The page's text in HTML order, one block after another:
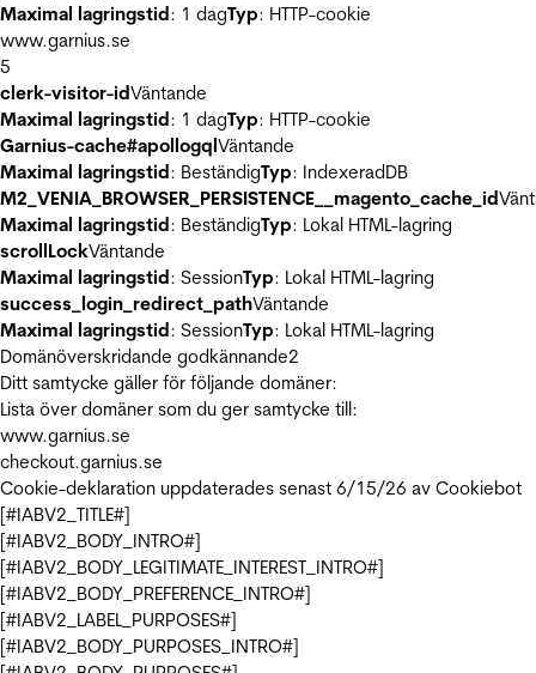
Maximal lagringstid: 1 dagTyp: HTTP-cookie
www.garnius.se
5
clerk-visitor-idVäntande
Maximal lagringstid: 1 dagTyp: HTTP-cookie
Garnius-cache#apollogqlVäntande
Maximal lagringstid: BeständigTyp: IndexeradDB
M2_VENIA_BROWSER_PERSISTENCE__magento_cache_id
Maximal lagringstid: BeständigTyp: Lokal HTML-lagring
scrollLockVäntande
Maximal lagringstid: SessionTyp: Lokal HTML-lagring
success_login_redirect_pathVäntande
Maximal lagringstid: SessionTyp: Lokal HTML-lagring
Domänöverskridande godkännande2
Ditt samtycke gäller för följande domäner:
Lista över domäner som du ger samtycke till:
www.garnius.se
checkout.garnius.se
Cookie-deklaration uppdaterades senast 6/15/26 av Cookiebot
[#IABV2_TITLE#]
[#IABV2_BODY_INTRO#]
[#IABV2_BODY_LEGITIMATE_INTEREST_INTRO#]
[#IABV2_BODY_PREFERENCE_INTRO#]
[#IABV2_LABEL_PURPOSES#]
[#IABV2_BODY_PURPOSES_INTRO#]